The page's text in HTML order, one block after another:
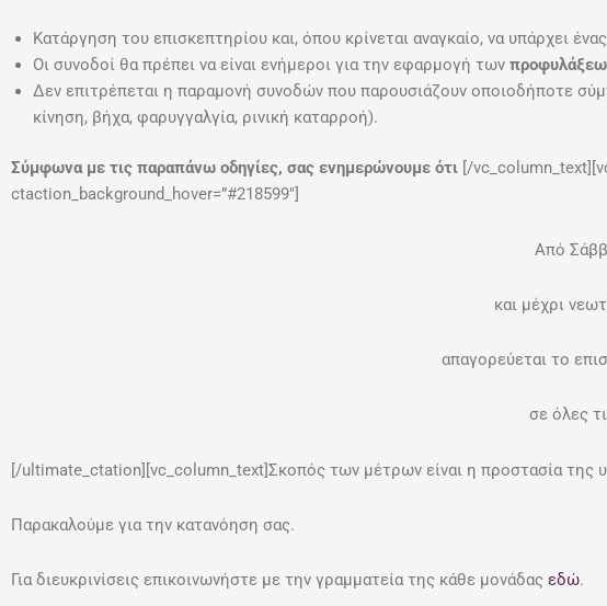
Κατάργηση του επισκεπτηρίου και, όπου κρίνεται αναγκαίο, να υπάρχει
Οι συνοδοί θα πρέπει να είναι ενήμεροι για την εφαρμογή των
Δεν επιτρέπεται η παραμονή συνοδών που παρουσιάζουν οποιοδήποτε
κίνηση, βήχα, φαρυγγαλγία, ρινική καταρροή).
Σύμφωνα με τις παραπάνω οδηγίες, σας ενημερώνουμε ότι [/
ctaction_background_hover=”#218599″]
Από
και μέχρι
απαγορεύεται το
σε όλες
[/ultimate_ctation][vc_column_text]Σκοπός των μέτρων είναι η προστασία της
Παρακαλούμε για την κατανόηση σας.
Για διευκρινίσεις επικοινωνήστε με την γραμματεία της κάθε μονάδας εδώ.